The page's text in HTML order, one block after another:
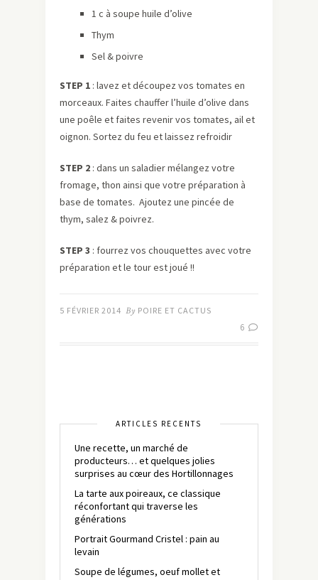
1 c à soupe huile d’olive
Thym
Sel & poivre
STEP 1 : lavez et découpez vos tomates en
morceaux. Faites chauffer l’huile d’olive dans
une poêle et faites revenir vos tomates, ail et
oignon. Sortez du feu et laissez refroidir
STEP 2 : dans un saladier mélangez votre
fromage, thon ainsi que votre préparation à
base de tomates. Ajoutez une pincée de
thym, salez & poivrez.
STEP 3 : fourrez vos chouquettes avec votre
préparation et le tour est joué !!
5 FÉVRIER 2014 By POIRE ET CACTUS
6
ARTICLES RÉCENTS
Une recette, un marché de
producteurs… et quelques jolies
surprises au cœur des Hortillonnages
La tarte aux poireaux, ce classique
réconfortant qui traverse les
générations
Portrait Gourmand Cristel : pain au
levain
Soupe de légumes, oeuf mollet et